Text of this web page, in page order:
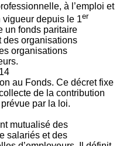
à l’emploi et
depuis le 1er
un fonds paritaire
des organisations
organisations
au Fonds. Ce décret fixe
de la contribution
par la loi.
mutualisé des
salariés et des